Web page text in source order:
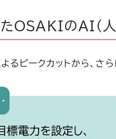
OSAKIのAI（
るピークカットから、さ